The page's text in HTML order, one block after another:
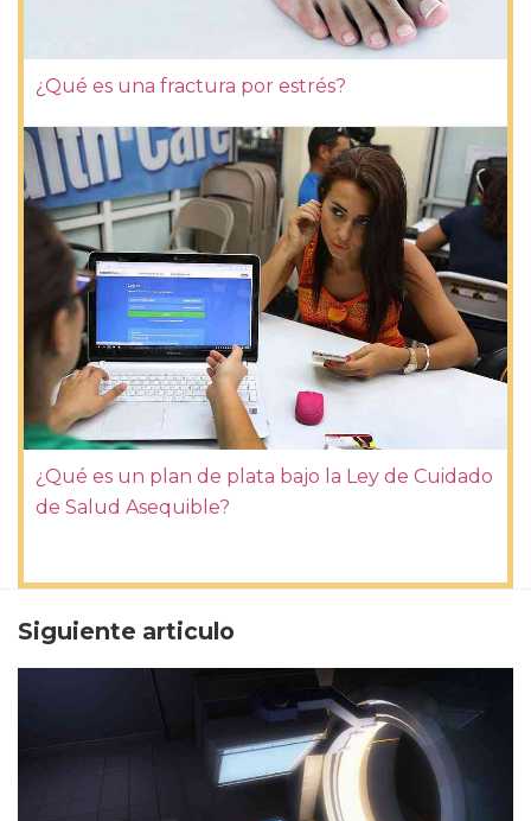
¿Qué es una fractura por estrés?
¿Qué es un plan de plata bajo la Ley de Cuidado
de Salud Asequible?
Siguiente articulo